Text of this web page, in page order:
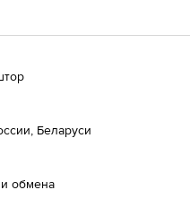
Беларуси
и обмена